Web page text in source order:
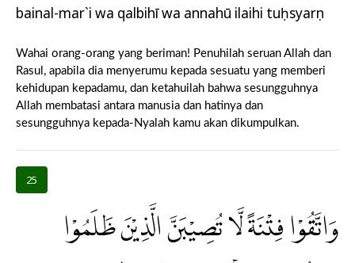
bainal-mar`i wa qalbihī wa annahū ilaihi tuḥsyarụn
Wahai orang-orang yang beriman! Penuhilah seruan Allah dan
Rasul, apabila dia menyerumu kepada sesuatu yang memberi
kehidupan kepadamu, dan ketahuilah bahwa sesungguhnya
Allah membatasi antara manusia dan hatinya dan
sesungguhnya kepada-Nyalah kamu akan dikumpulkan.
25
وَاتَّقُوْا فِتْنَةً لَّا تُصِيْبَنَّ الَّذِيْنَ ظَلَمُوْا